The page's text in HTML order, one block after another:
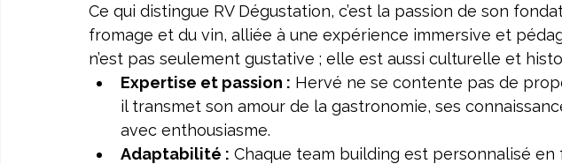
Ce qui distingue RV Dégustation, c’est la passion de son
fromage et du vin, alliée à une expérience immersive et
n’est pas seulement gustative ; elle est aussi culturelle et
Expertise et passion : Hervé ne se contente pas de
il transmet son amour de la gastronomie, ses
avec enthousiasme.
Adaptabilité : Chaque team building est personnalisé